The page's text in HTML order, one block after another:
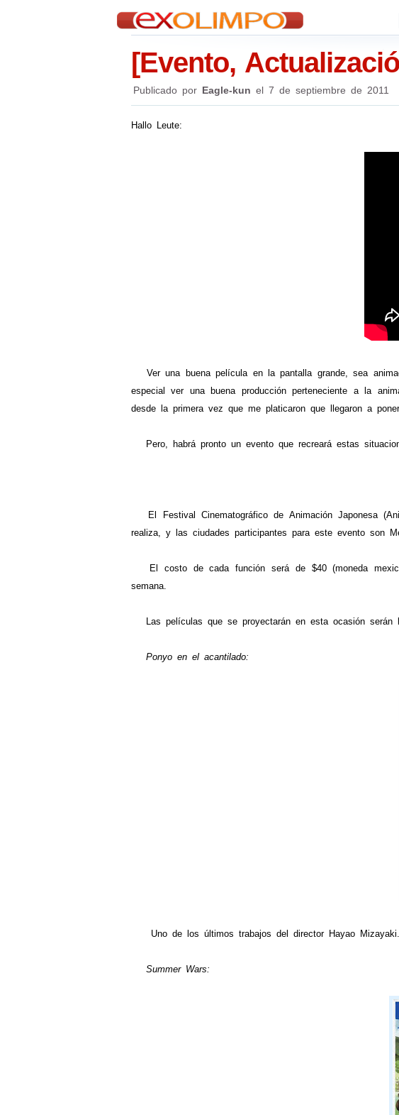
[Evento,
Publicado por Eagle-kun el 7 de septiembre de 2011
Hallo Leute:
Ver una buena película en la pantalla grande, sea
especial ver una buena producción perteneciente a la
desde la primera vez que me platicaron que llegaron a
Pero, habrá pronto un evento que recreará estas
El Festival Cinematográfico de Animación Japonesa
realiza, y las ciudades participantes para este evento son
El costo de cada función será de $40 (moneda
semana.
Las películas que se proyectarán en esta ocasión serán
Ponyo en el acantilado:
Uno de los últimos trabajos del director Hayao Mizayaki.
Summer Wars: